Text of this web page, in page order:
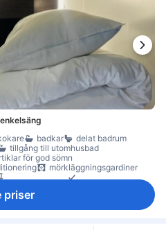
badkar
delat badrum
tillgång till utomhusbad
för god sömn
mörkläggningsgardiner
tvättmaskin
priser